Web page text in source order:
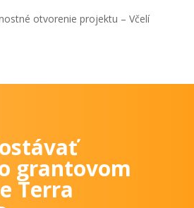
otvorenie projektu – Včelí
grantovom
Terra